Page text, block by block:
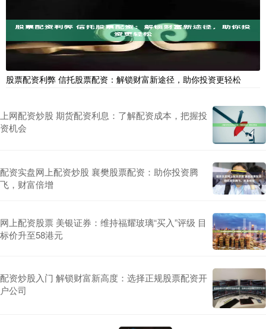
股票配资利弊 信托股票配资：解锁财富新途径，助你投资更轻松
上网配资炒股 期货配资利息：了解配资成本，把握投
资机会
配资实盘网上配资炒股 襄樊股票配资：助你投资腾
飞，财富倍增
网上配资股票 美银证券：维持福耀玻璃“买入”评级 目
标价升至58港元
配资炒股入门 解锁财富新高度：选择正规股票配资开
户公司